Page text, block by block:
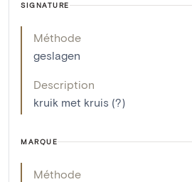
SIGNATURE
Méthode
geslagen
Description
kruik met kruis (?)
MARQUE
Méthode